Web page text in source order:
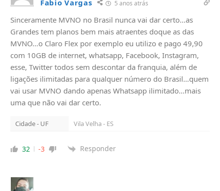
Fabio Vargas 5 anos atrás
Sinceramente MVNO no Brasil nunca vai dar certo…as
Grandes tem planos bem mais atraentes doque as das
MVNO…o Claro Flex por exemplo eu utilizo e pago 49,90
com 10GB de internet, whatsapp, Facebook, Instagram,
esse, Twitter todos sem descontar da franquia, além de
ligações ilimitadas para qualquer número do Brasil…quem
vai usar MVNO dando apenas Whatsapp ilimitado…mais
uma que não vai dar certo.
Cidade - UF Vila Velha - ES
32 -3 Responder